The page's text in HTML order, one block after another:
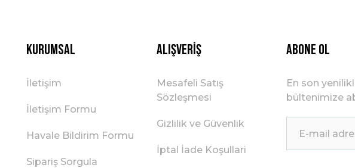
Kurumsal
İletişim
İletişim Formu
Havale Bildirim Formu
Sipariş Sorgula
Alışveriş
Mesafeli Satış
Sözleşmesi
Gizlilik ve Güvenlik
İptal İade Koşullari
ABONE OL
En son
bültenimize